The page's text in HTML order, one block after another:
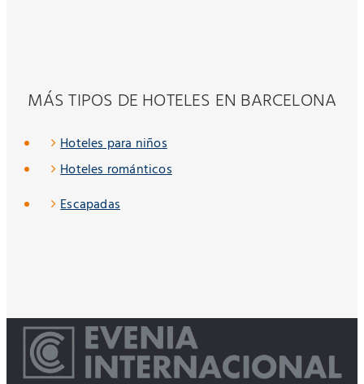
MÁS TIPOS DE HOTELES EN BARCELONA
Hoteles para niños
Hoteles románticos
Escapadas